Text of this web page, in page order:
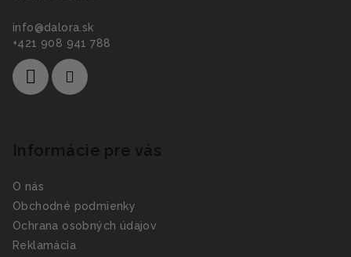
info@dalora.sk
+421 908 941 788
Informácie pre vás
O nás
Obchodné podmienky
Ochrana osobných údajov
Reklamácia